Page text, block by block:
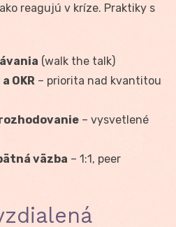
reagujú v kríze. Praktiky s
(walk the talk)
OKR – priorita nad kvantitou
– vysvetlené
väzba – 1:1, peer